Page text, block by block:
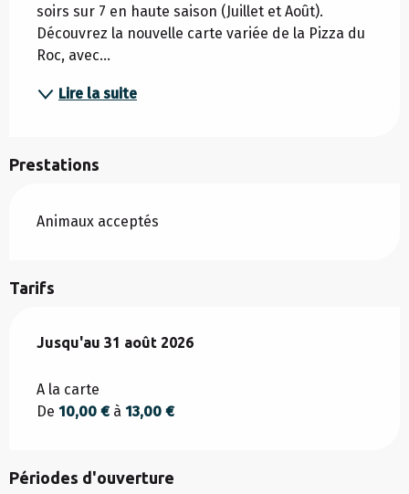
soirs sur 7 en haute saison (Juillet et Août).
Découvrez la nouvelle carte variée de la Pizza du
Roc, avec...
Lire la suite
Prestations
Animaux acceptés
Tarifs
Du4 avril 2026au 31 août 2026
Jusqu'au 31 août 2026
A la carte
De 10,00 €à 13,00 €
Périodes d'ouverture